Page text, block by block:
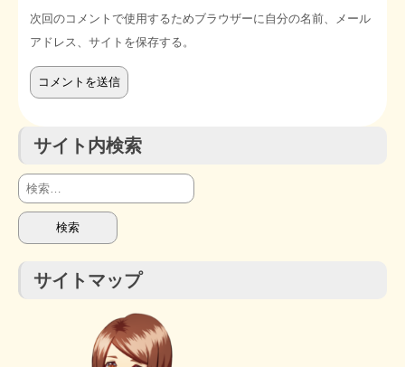
次回のコメントで使用するためブラウザーに自分の名前、メール
アドレス、サイトを保存する。
サイト内検索
検
索:
サイトマップ